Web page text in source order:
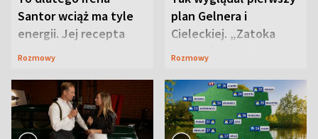
Santor wciąż ma tyle
energii. Jej recepta
jest zaskakująco
Rozmowy
plan Gelnera i
Cieleckiej. „Zatoka
szpiegów” od razu ich
Rozmowy